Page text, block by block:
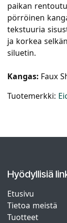
paikan
pörröinen
tekstuuria
ja korkea
siluetin.
Kangas: Faux
Tuotemerkki:
Hyödyllisiä
Etusivu
Tietoa meistä
Tuotteet